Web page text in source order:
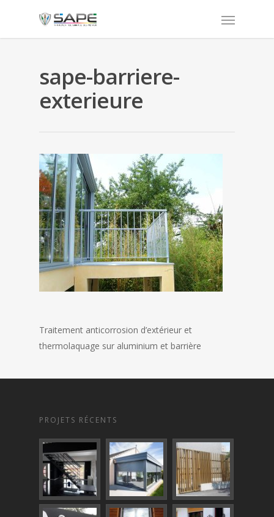
sape-barriere-
exterieure
Traitement anticorrosion d’extérieur et
thermolaquage sur aluminium et barrière
PROJETS RÉCENTS